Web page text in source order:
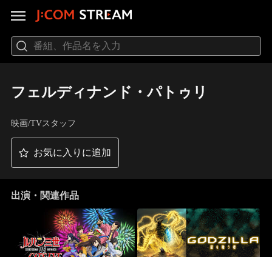
フェルディナンド・パトゥリ
映画/TVスタッフ
お気に入りに追加
出演・関連作品